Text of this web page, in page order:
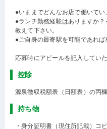
●いままでどんなお店で働いてい
●ランチ勤務経験はありますか
教えて下さい。
●ご自身の最寄駅を可能であれば
応募時にアピールを記入してい
控除
源泉徴収税額表（日額表）の丙
持ち物
・身分証明書（現住所記載）コ